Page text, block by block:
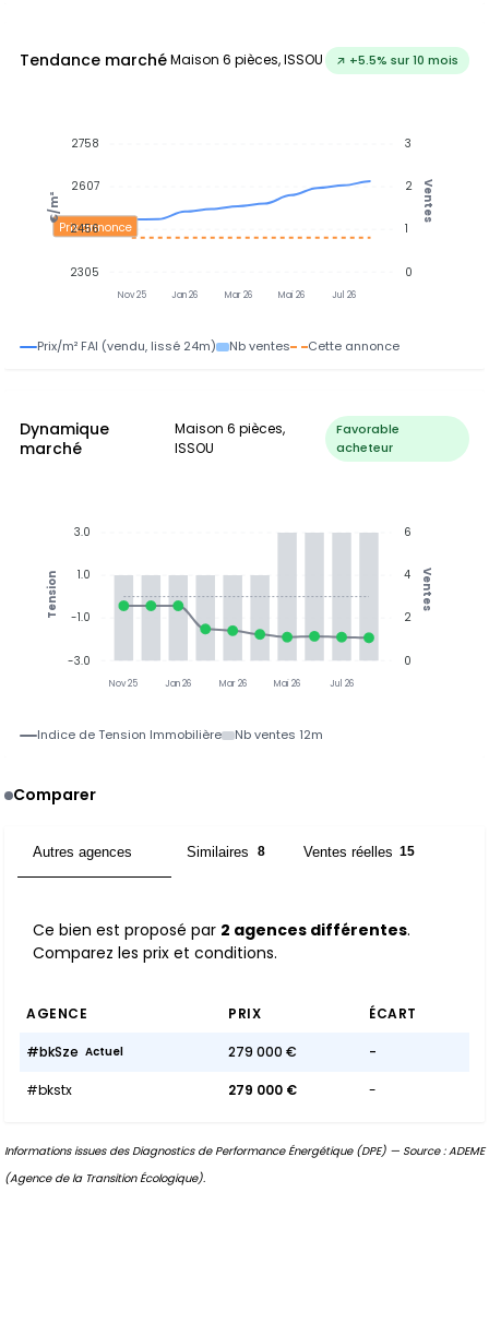
Tendance marchéMaison 6 pièces, ISSOU ↗ +5.5% sur 10 mois
Nov 25 Jan 26 Mar 26 Mai 26 Jul 26
Prix annonce
3
2
1
0
Ventes
2758
2607
2456
2305
€/m²
Prix/m² FAI (vendu, lissé 24m) Nb ventes Cette annonce
Dynamique
marché
Maison 6 pièces,
ISSOU
Favorable
acheteur
Nov 25 Jan 26 Mar 26 Mai 26 Jul 26
6
4
2
0
Ventes
3.0
1.0
-1.0
-3.0
Tension
Indice de Tension Immobilière Nb ventes 12m
Comparer
Autres agences Similaires 8 Ventes réelles 15
Ce bien est proposé par 2 agences différentes.
Comparez les prix et conditions.
AGENCE PRIX ÉCART
#bkSze Actuel 279 000 € -
#bkstx 279 000 € -
Informations issues des Diagnostics de Performance Énergétique (DPE) — Source : ADEME
(Agence de la Transition Écologique).